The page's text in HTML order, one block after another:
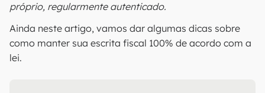
próprio, regularmente autenticado.
Ainda neste artigo, vamos dar algumas dicas sobre
como manter sua escrita fiscal 100% de acordo com a
lei.